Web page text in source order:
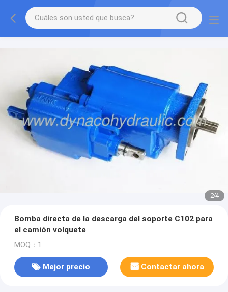
2/4
Bomba directa de la descarga del soporte C102 para
el camión volquete
MOQ：1
Mejor precio Contactar ahora